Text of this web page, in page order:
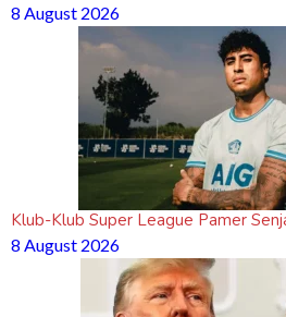
8 August 2026
Klub-Klub Super League Pamer
8 August 2026